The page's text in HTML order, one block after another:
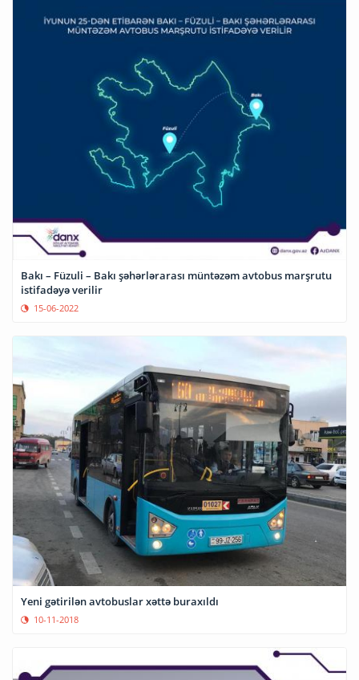
Bakı – Füzuli – Bakı şəhərlərarası müntəzəm avtobus marşrutu
istifadəyə verilir
15-06-2022
Yeni gətirilən avtobuslar xəttə buraxıldı
10-11-2018